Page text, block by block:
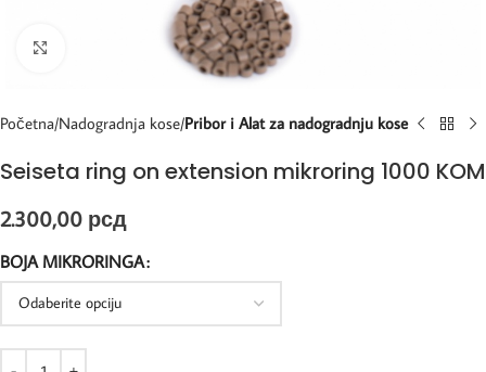
Kliknite za uvećanje
Početna Nadogradnja kose Pribor i Alat za nadogradnju kose
Seiseta ring on extension mikroring 1000 KOM
2.300,00 рсд
BOJA MIKRORINGA